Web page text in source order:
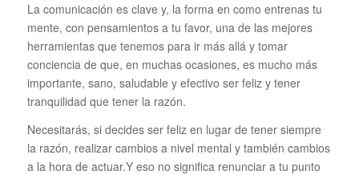
La comunicación es clave y, la forma en como entrenas tu
mente, con pensamientos a tu favor, una de las mejores
herramientas que tenemos para ir más allá y tomar
conciencia de que, en muchas ocasiones, es mucho más
importante, sano, saludable y efectivo ser feliz y tener
tranquilidad que tener la razón.
Necesitarás, si decides ser feliz en lugar de tener siempre
la razón, realizar cambios a nivel mental y también cambios
a la hora de actuar.Y eso no significa renunciar a tu punto